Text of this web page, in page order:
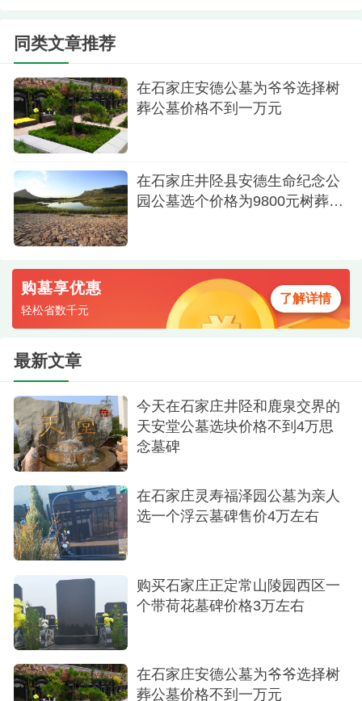
绿化环境
抵达安德生命纪念园
当我们驶入安德生命纪念园的停车场时，首先
映入眼帘的是那座圆环形状的“时空之门”。大门配以
雾森系统和金属网云，营造出一种穿越仙境与逝者
对话的奇幻意境。走进园区，我们被这里的环境深
深吸引。绿树成荫，花草繁茂，山水花木与四季光
影交相辉映，让人心旷神怡。
选购墓地的过程
待。他们详细介绍了墓地的规划和葬式选择，包括
生态树葬、卧碑、立碑等多种选项。在参观了多个
墓地区域后，我们被一处靠近自然山林的生态树葬
墓地所吸引。这里的环境幽静，让人感到宁静与安
详，非常适合作为家人的永久安息之所。
同类文章推荐
在石家庄安德公墓为爷爷选择树
葬公墓价格不到一万元
在石家庄井陉县安德生命纪念公
园公墓选个价格为9800元树葬墓
购墓享优惠
轻松省数千元
了解详情
最新文章
今天在石家庄井陉和鹿泉交界的
天安堂公墓选块价格不到4万思
念墓碑
在石家庄灵寿福泽园公墓为亲人
选一个浮云墓碑售价4万左右
购买石家庄正定常山陵园西区一
个带荷花墓碑价格3万左右
在石家庄安德公墓为爷爷选择树
葬公墓价格不到一万元